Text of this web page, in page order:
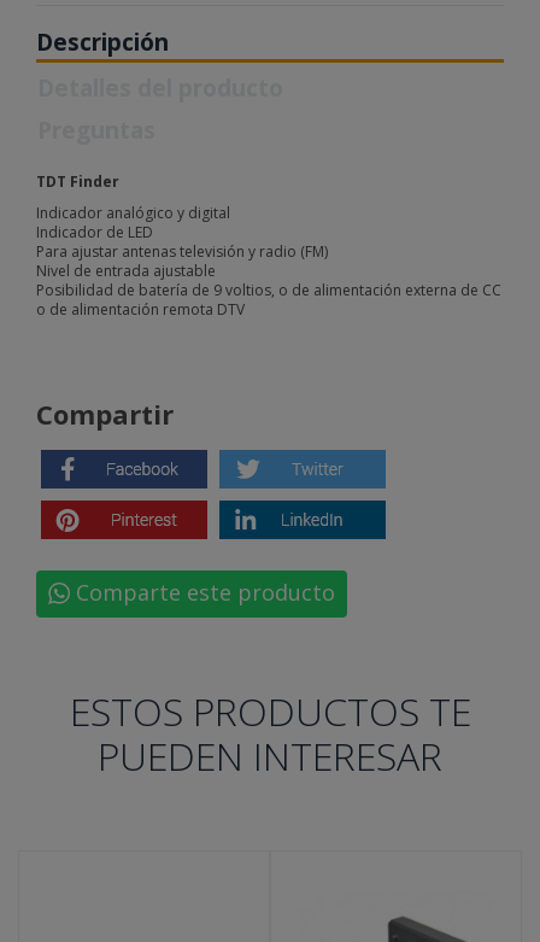
Descripción
TDT Finder
Indicador analógico y digital
Indicador de LED
Para ajustar antenas televisión y radio (FM)
Nivel de entrada ajustable
Posibilidad de batería de 9 voltios, o de alimentación externa de CC
o de alimentación remota DTV
Compartir
Comparte este producto
ESTOS PRODUCTOS TE
PUEDEN INTERESAR